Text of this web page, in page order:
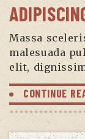
Massa
malesuada
elit,
CONTINUE